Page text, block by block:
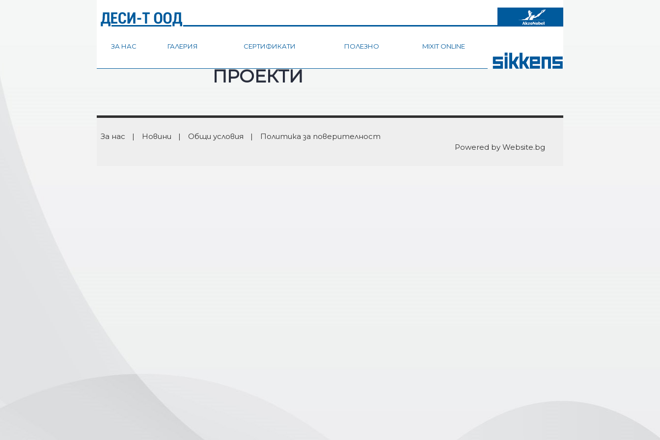
ЗА НАС ГАЛЕРИЯ СЕРТИФИКАТИ ПОЛЕЗНО MIXIT ONLINE
ПРОЕКТИ
За нас | Новини | Общи условия |
Политика за поверителност
Powered by Website.bg